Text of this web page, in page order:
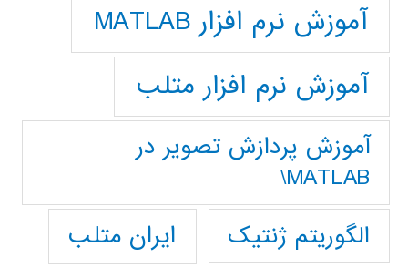
آموزش نرم افزار MATLAB
آموزش نرم افزار متلب
آموزش پردازش تصوير در
MATLAB\
الگوریتم ژنتیک
ایران متلب